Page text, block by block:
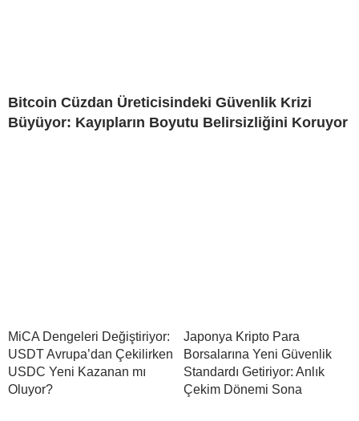
Bitcoin Cüzdan Üreticisindeki Güvenlik Krizi
Büyüyor: Kayıpların Boyutu Belirsizliğini Koruyor
MiCA Dengeleri Değiştiriyor:
USDT Avrupa’dan Çekilirken
USDC Yeni Kazanan mı
Oluyor?
Japonya Kripto Para
Borsalarına Yeni Güvenlik
Standardı Getiriyor: Anlık
Çekim Dönemi Sona